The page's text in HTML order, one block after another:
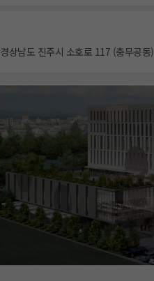
경상남도 진주시 소호로 117 (충무공동)